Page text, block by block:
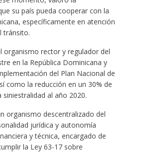
su país pueda cooperar con la
específicamente en atención
tránsito.
organismo rector y regulador del
en la República Dominicana y
del Plan Nacional de
como la reducción en un 30% de
siniestralidad al año 2020.
organismo descentralizado del
jurídica y autonomía
y técnica, encargado de
la Ley 63-17 sobre